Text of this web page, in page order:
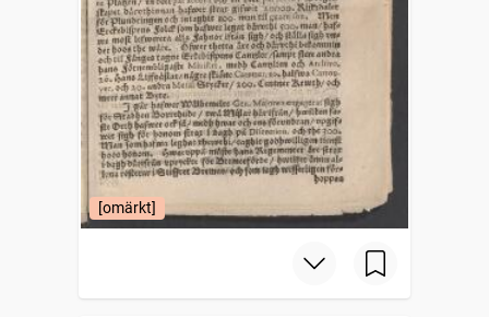
[omärkt]